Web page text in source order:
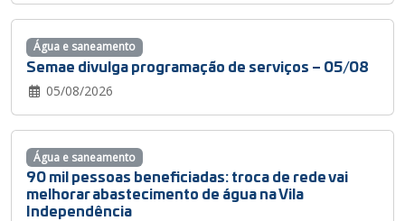
Semae divulga programação de serviços – 05/08
05/08/2026
Água e saneamento
90 mil pessoas beneficiadas: troca de rede vai
melhorar abastecimento de água na Vila
Independência
Água e saneamento